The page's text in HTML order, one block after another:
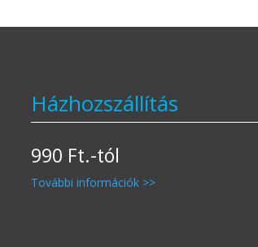
Házhozszállítás
990 Ft.-tól
További információk >>